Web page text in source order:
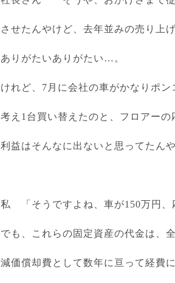
させたんやけど、去年並みの売り上
ありがたいありがたい…。
けれど、 7 月に会社の車がかなりポ
考え 1 台買い替えたのと、フロアーの
利益はそんなに出ないと思ってたん
私 「そうですよね、車が150万円、
でも、これらの固定資産の代金は、
減価償却費として数年に亘って経費